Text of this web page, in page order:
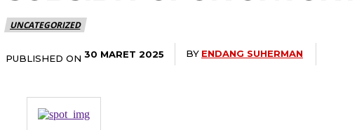
UNCATEGORIZED
PUBLISHED ON 30 MARET 2025 BY ENDANG SUHERMAN